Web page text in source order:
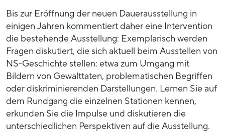
Bis zur Eröffnung der neuen Dauerausstellung in
einigen Jahren kommentiert daher eine Intervention
die bestehende Ausstellung: Exemplarisch werden
Fragen diskutiert, die sich aktuell beim Ausstellen von
NS-Geschichte stellen: etwa zum Umgang mit
Bildern von Gewalttaten, problematischen Begriffen
oder diskriminierenden Darstellungen. Lernen Sie auf
dem Rundgang die einzelnen Stationen kennen,
erkunden Sie die Impulse und diskutieren die
unterschiedlichen Perspektiven auf die Ausstellung.